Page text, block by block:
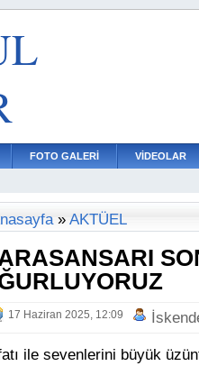
FOTO GALERİ VİDEOLAR
» AKTÜEL
17 Haziran 2025, 12:09
ile sevenlerini büyük